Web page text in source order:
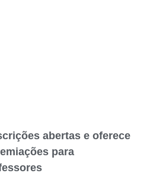
abertas e oferece
para